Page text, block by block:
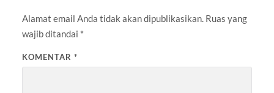
Alamat email Anda tidak akan dipublikasikan. Ruas yang
wajib ditandai *
KOMENTAR *